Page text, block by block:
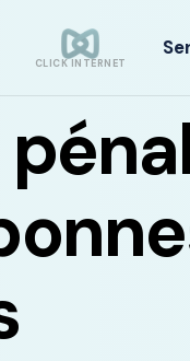
CLICK INTERNET